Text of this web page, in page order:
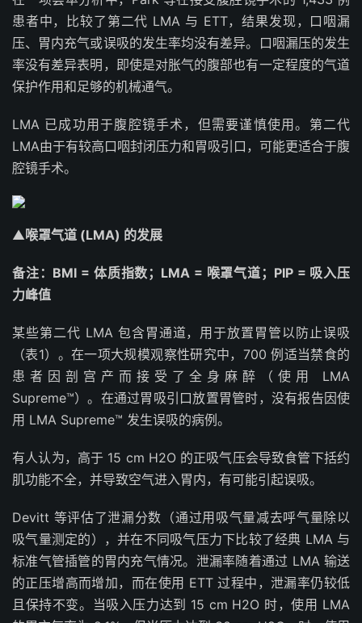
患者中，比较了第二代 LMA 与 ETT，结果发现，口咽漏
压、胃内充气或误吸的发生率均没有差异。口咽漏压的发生
率没有差异表明，即使是对胀气的腹部也有一定程度的气道
保护作用和足够的机械通气。
LMA 已成功用于腹腔镜手术，但需要谨慎使用。第二代
LMA由于有较高口咽封闭压力和胃吸引口，可能更适合于腹
腔镜手术。
▲喉罩气道 (LMA) 的发展
备注：BMI = 体质指数；LMA = 喉罩气道；PIP = 吸入压
力峰值
某些第二代 LMA 包含胃通道，用于放置胃管以防止误吸
（表1）。在一项大规模观察性研究中，700 例适当禁食的
患者因剖宫产而接受了全身麻醉（使用 LMA
Supreme™）。在通过胃吸引口放置胃管时，没有报告因使
用 LMA Supreme™ 发生误吸的病例。
有人认为，高于 15 cm H2O 的正吸气压会导致食管下括约
肌功能不全，并导致空气进入胃内，有可能引起误吸。
Devitt 等评估了泄漏分数（通过用吸气量减去呼气量除以
吸气量测定的），并在不同吸气压力下比较了经典 LMA 与
标准气管插管的胃内充气情况。泄漏率随着通过 LMA 输送
的正压增高而增加，而在使用 ETT 过程中，泄漏率仍较低
且保持不变。当吸入压力达到 15 cm H2O 时，使用 LMA